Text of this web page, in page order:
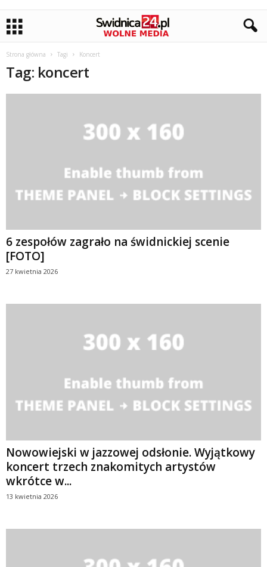
Strona główna Tagi Koncert
Tag: koncert
6 zespołów zagrało na świdnickiej scenie
[FOTO]
27 kwietnia 2026
Nowowiejski w jazzowej odsłonie. Wyjątkowy
koncert trzech znakomitych artystów
wkrótce w...
13 kwietnia 2026